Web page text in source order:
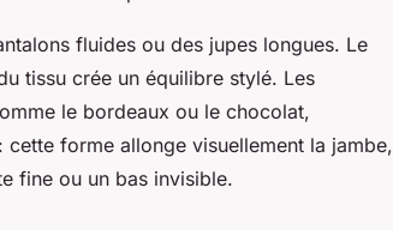
fluides ou des jupes longues. Le
tissu crée un équilibre stylé. Les
le bordeaux ou le chocolat,
forme allonge visuellement la jambe,
fine ou un bas invisible.